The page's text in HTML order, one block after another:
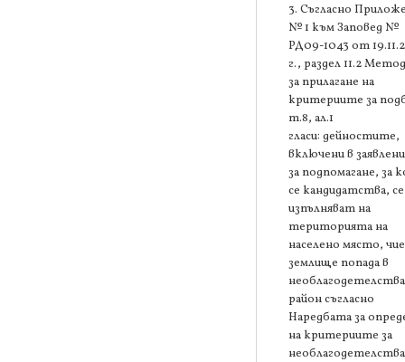
3. Съгласно
№ 1 към Заповед №
РД09-1043 от
г., раздел 11.2
за прилагане на
критериите за
т.8, ал.1
гласи: дейностите,
включени в
за подпомагане, за
се кандидатства, се
изпълняват на
територията на
населено място,
землище попада в
район съгласно
Наредбата за
на критериите за